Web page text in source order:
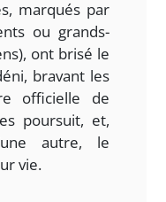
marqués par
ou grands-
ont brisé le
bravant les
officielle de
poursuit, et,
autre, le
vie.